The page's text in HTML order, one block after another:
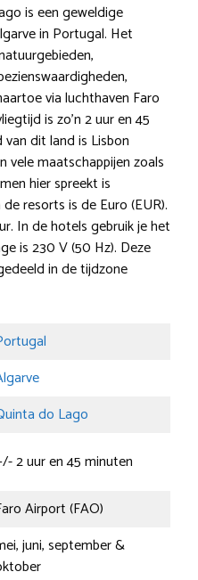
is een geweldige
in Portugal. Het
via luchthaven Faro
is zo’n 2 uur en 45
dit land is Lisbon
vele maatschappijen zoals
hier spreekt is
resorts is de Euro (EUR).
In de hotels gebruik je het
is 230 V (50 Hz). Deze
in de tijdzone
do Lago
2 uur en 45 minuten
Airport (FAO)
juni, september &